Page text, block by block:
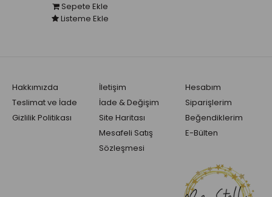
Sepete Ekle
Listeme Ekle
Hakkımızda
Teslimat ve İade
Gizlilik Politikası
İletişim
İade & Değişim
Site Haritası
Mesafeli Satış
Sözleşmesi
Hesabım
Siparişlerim
Beğendiklerim
E-Bülten